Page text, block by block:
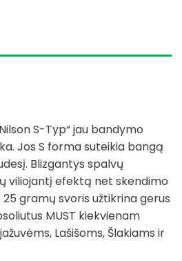
S-Typ“ jau bandymo
Jos S forma suteikia bangą
Blizgantys spalvų
viliojantį efektą net skendimo
gramų svoris užtikrina gerus
MUST kiekvienam
Lašišoms, Šlakiams ir